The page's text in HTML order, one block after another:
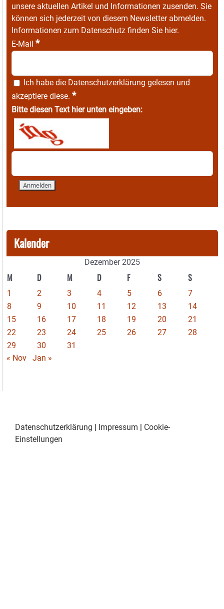
unsere aktuellen Artikel und Informationen zusenden. Sie
können sich jederzeit von diesem Newsletter abmelden.
Informationen zum Datenschutz finden Sie hier.
E-Mail *
Ich habe die Datenschutzerklärung gelesen und
akzeptiere diese. *
Bitte diesen Text hier unten eingeben:
Kalender
Dezember 2025
M D M D F S S
1 2 3 4 5 6
7
8
9 10 11 12 13
14
15
16 17 18 19 20
21
22
23 24 25 26 27
28
29
30
31
« Nov
Jan »
Datenschutzerklärung Impressum
Cookie-
Einstellungen